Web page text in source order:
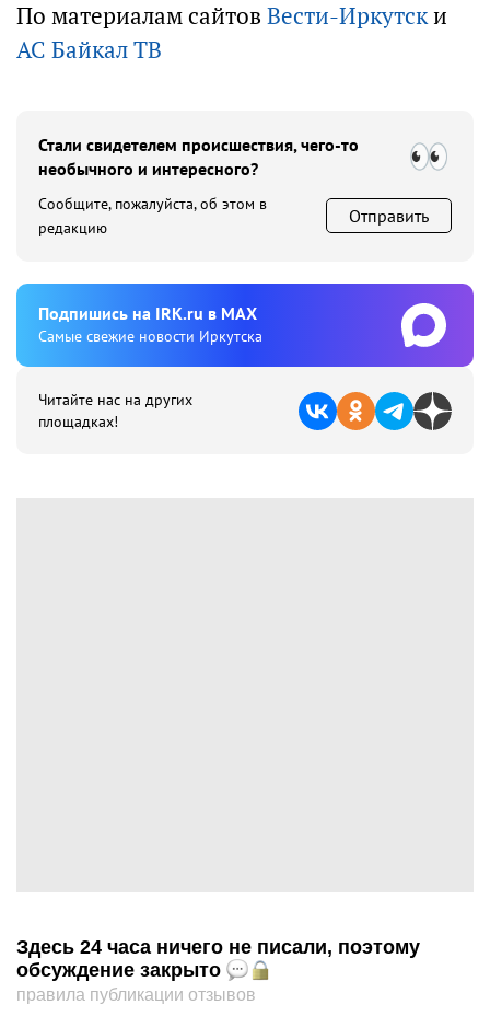
По материалам сайтов Вести-Иркутски
АС Байкал ТВ
Стали свидетелем происшествия, чего-то
необычного и интересного?
Сообщите, пожалуйста, об этом в
редакцию
Отправить
Подпишиcь на IRK.ru в MAX
Cамые свежие новости Иркутска
Читайте нас на других
площадках!
Здесь 24 часа ничего не писали, поэтому
обсуждение закрыто
правила публикации отзывов